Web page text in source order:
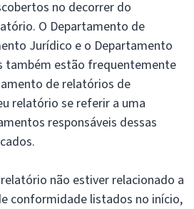
no decorrer do
O Departamento de
Jurídico e o Departamento
também estão frequentemente
de relatórios de
relatório se referir a uma
responsáveis dessas
não estiver relacionado a
conformidade listados no início,